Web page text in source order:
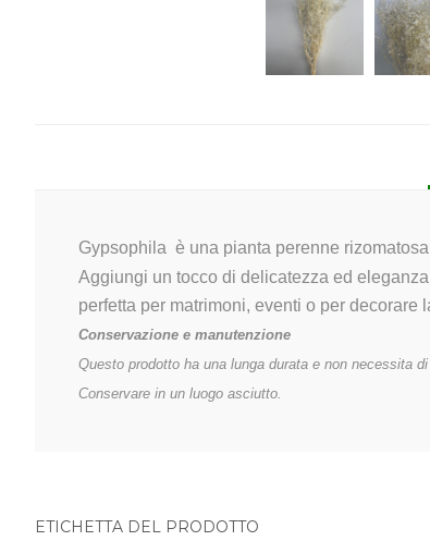
Gypsophila è una pianta perenne
Aggiungi un tocco di delicatezza ed
perfetta per matrimoni, eventi o per decorare
Conservazione e manutenzione
Questo prodotto ha una lunga durata e non necessita
Conservare in un luogo asciutto.
ETICHETTA DEL PRODOTTO